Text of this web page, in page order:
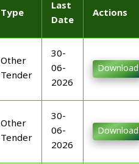
Type
Last
Date
Actions
Other
Tender
30-
06-
2026
Download
Other
Tender
30-
06-
2026
Download